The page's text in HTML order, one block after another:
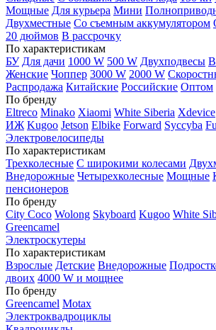
Мощные Для курьера Мини
Двухместные Со съемным аккумулятором
20 дюймов В рассрочку
По характеристикам
БУ Для дачи 1000 W 500 W Двухподвесы
Женские Чоппер 3000 W 2000 W
Распродажа Китайские Российские Оптом
По бренду
Eltreco Minako Xiaomi White Siberia Xdevice
ИЖ Kugoo Jetson Elbike Forward Syccyba
Электровелосипеды
По характеристикам
Трехколесные С широкими колесами
Внедорожные Четырехколесные Мощные
пенсионеров
По бренду
City Coco Wolong Skyboard Kugoo White
Greencamel
Электроскутеры
По характеристикам
Взрослые Детские Внедорожные
двоих 4000 W и мощнее
По бренду
Greencamel Motax
Электроквадроциклы